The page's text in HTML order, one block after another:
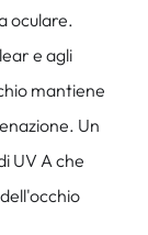
oculare.
e agli
mantiene
Un
UV A che